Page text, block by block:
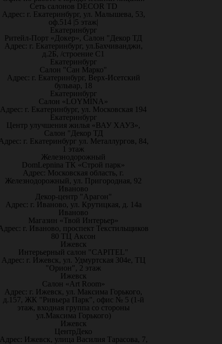
Сеть салонов DECOR TD
Адрес: г. Екатеринбург, ул. Малышева, 53,
оф.514 |5 этаж|
Екатеринбург
Ритейл-Порт «Докер», Салон "Декор ТД
Адрес: г. Екатеринбург, ул.Бахчиванджи,
д.2Б, /строение С1
Екатеринбург
Салон "Сан Марко"
Адрес: г. Екатеринбург, Верх-Исетский
бульвар, 18
Екатеринбург
Салон «LOYMINA»
Адрес: г. Екатеринбург, ул. Московская 194
Екатеринбург
Центр улучшения жилья «ВАУ ХАУЗ»,
Салон "Декор ТД
г. Екатеринбург ул. Металлургов, 84,
1 этаж
Железнодорожный
DomLepnina ТК «Строй парк»
Адрес: Московская область, г.
Железнодорожный, ул. Пригородная, 92
Иваново
Декор-центр "Арагон"
Адрес: г. Иваново, ул. Крутицкая, д. 14а
Иваново
Магазин «Твой Интерьер»
г. Иваново, проспект Текстильщиков
80 ТЦ Аксон
Ижевск
Интерьерный салон "CAPITEL"
Адрес: г. Ижевск, ул. Удмуртская 304е, ТЦ
"Орион", 2 этаж
Ижевск
Салон «Art Room»
Адрес: г. Ижевск, ул. Максима Горького,
д.157, ЖК "Ривьера Парк", офис № 5 (1-й
этаж, входная группа со стороны
ул.Максима Горького)
Ижевск
ЦентрДеко
Ижевск, улица Василия Тарасова, 7,